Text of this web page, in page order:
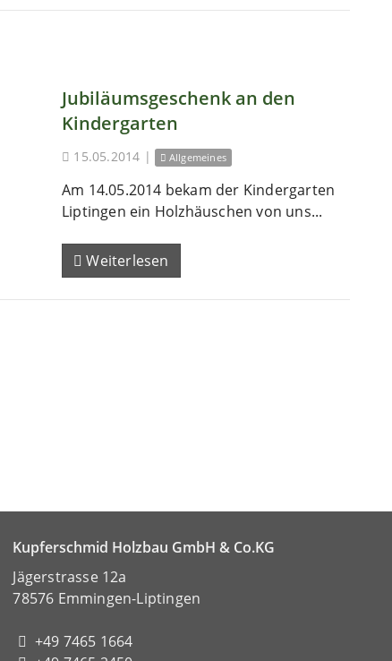
Jubiläumsgeschenk an den
Kindergarten
15.05.2014 | Allgemeines
Am 14.05.2014 bekam der Kindergarten
Liptingen ein Holzhäuschen von uns...
Weiterlesen
Kupferschmid Holzbau GmbH & Co.KG
Jägerstrasse 12a
78576 Emmingen-Liptingen
+49 7465 1664